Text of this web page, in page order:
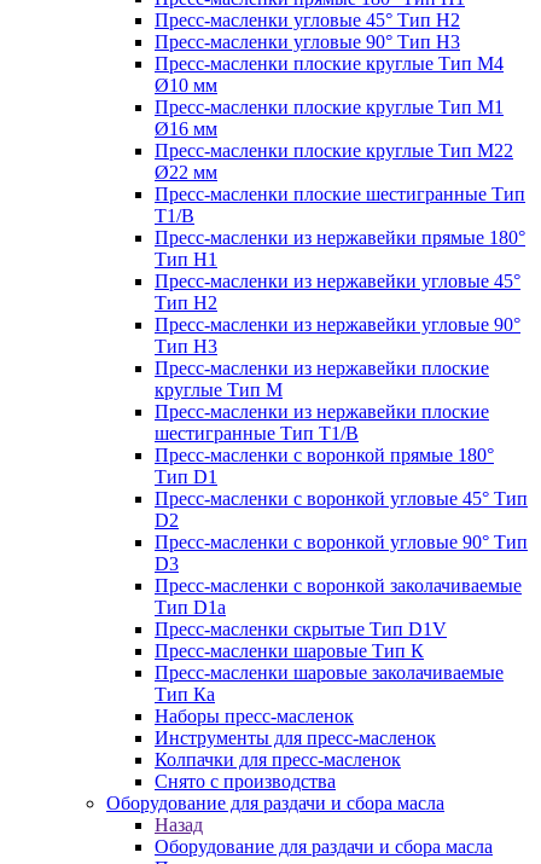
Пресс-масленки угловые 45° Тип H2
Пресс-масленки угловые 90° Тип H3
Пресс-масленки плоские круглые Тип M4
Ø10 мм
Пресс-масленки плоские круглые Тип M1
Ø16 мм
Пресс-масленки плоские круглые Тип M22
Ø22 мм
Пресс-масленки плоские шестигранные Тип
T1/B
Пресс-масленки из нержавейки прямые 180°
Тип H1
Пресс-масленки из нержавейки угловые 45°
Тип H2
Пресс-масленки из нержавейки угловые 90°
Тип H3
Пресс-масленки из нержавейки плоские
круглые Тип M
Пресс-масленки из нержавейки плоские
шестигранные Тип T1/B
Пресс-масленки с воронкой прямые 180°
Тип D1
Пресс-масленки с воронкой угловые 45° Тип
D2
Пресс-масленки с воронкой угловые 90° Тип
D3
Пресс-масленки с воронкой заколачиваемые
Тип D1a
Пресс-масленки скрытые Тип D1V
Пресс-масленки шаровые Тип К
Пресс-масленки шаровые заколачиваемые
Тип Кa
Наборы пресс-масленок
Инструменты для пресс-масленок
Колпачки для пресс-масленок
Снято с производства
Оборудование для раздачи и сбора масла
Назад
Оборудование для раздачи и сбора масла